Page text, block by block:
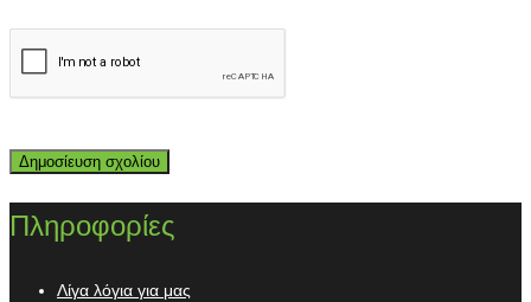
Πληροφορίες
Λίγα λόγια για μας